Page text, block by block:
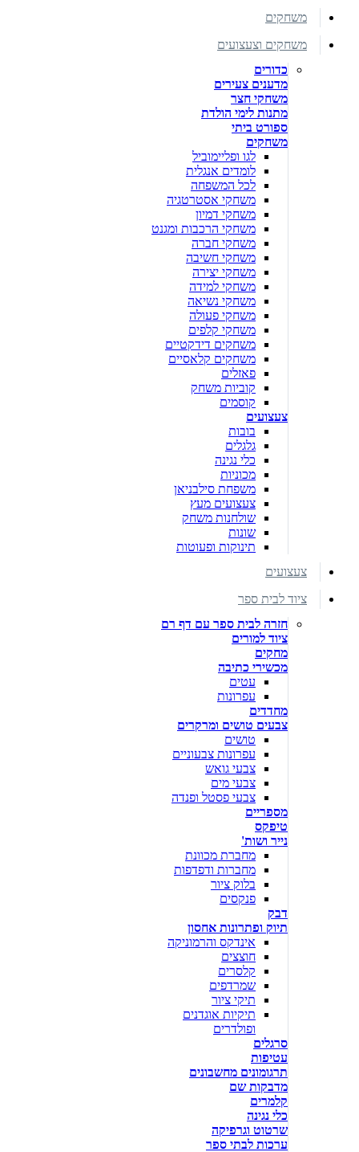
משחקים
משחקים וצעצועים
כדורים
מדענים צעירים
משחקי חצר
מתנות לימי הולדת
ספורט ביתי
משחקים
לגו ופליימוביל
לומדים אנגלית
לכל המשפחה
משחקי אסטרטגיה
משחקי דמיון
משחקי הרכבות ומגנט
משחקי חברה
משחקי חשיבה
משחקי יצירה
משחקי למידה
משחקי נשיאה
משחקי פעולה
משחקי קלפים
משחקים דידקטיים
משחקים קלאסיים
פאזלים
קוביות משחק
קוסמים
צעצועים
בובות
גלגלים
כלי נגינה
מכוניות
משפחת סילבניאן
צעצועים מעץ
שולחנות משחק
שונות
תינוקות ופעוטות
צעצועים
ציוד לבית ספר
חזרה לבית ספר עם דף רם
ציוד למורים
מחקים
מכשירי כתיבה
עטים
עפרונות
מחדדים
צבעים טושים ומרקרים
טושים
עפרונות צבעוניים
צבעי גואש
צבעי מים
צבעי פסטל ופנדה
מספריים
טיפקס
נייר ושות'
מחברת מכוונת
מחברות ודפדפות
בלוק ציור
פנקסים
דבק
תיוק ופתרונות אחסון
אינדקס והרמוניקה
חוצצים
קלסרים
שמרדפים
תיקי ציור
תיקיות אוגדנים
ופולדרים
סרגלים
עטיפות
תרגומונים מחשבונים
מדבקות שם
קלמרים
כלי נגינה
שרטוט וגרפיקה
ערכות לבתי ספר